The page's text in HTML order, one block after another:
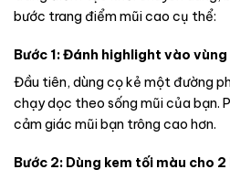
bước trang điểm mũi cao cụ thể:
Bước 1: Đánh highlight vào vùng
Đầu tiên, dùng cọ kẻ một đường
chạy dọc theo sống mũi của bạn.
cảm giác mũi bạn trông cao hơn.
Bước 2: Dùng kem tối màu cho